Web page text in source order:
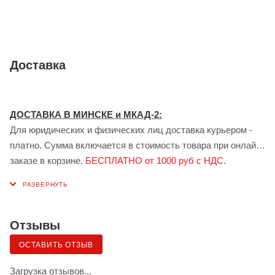
Доставка
ДОСТАВКА В МИНСКЕ и МКАД-2:
Для юридических и физических лиц доставка курьером -
платно. Сумма включается в стоимость товара при онлайн
заказе в корзине. БЕСПЛАТНО от 1000 руб с НДС.
менеджером при заказе.
Доставка сервисом ЯНДЕКС:
Также возможна доставка грузов для физических лиц в
Минске и Гомеле — сервисом «Яндекс.Доставка» (клиент
Отзывы
ОСТАВИТЬ ОТЗЫВ
Загрузка отзывов...